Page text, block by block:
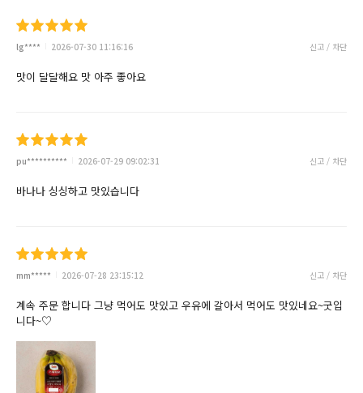
lg**** 2026-07-30 11:16:16 신고 / 차단
맛이 달달해요 맛 아주 좋아요
pu********** 2026-07-29 09:02:31 신고 / 차단
바나나 싱싱하고 맛있습니다
mm***** 2026-07-28 23:15:12 신고 / 차단
계속 주문 합니다 그냥 먹어도 맛있고 우유에 갈아서 먹어도 맛있네요~굿입
니다~♡